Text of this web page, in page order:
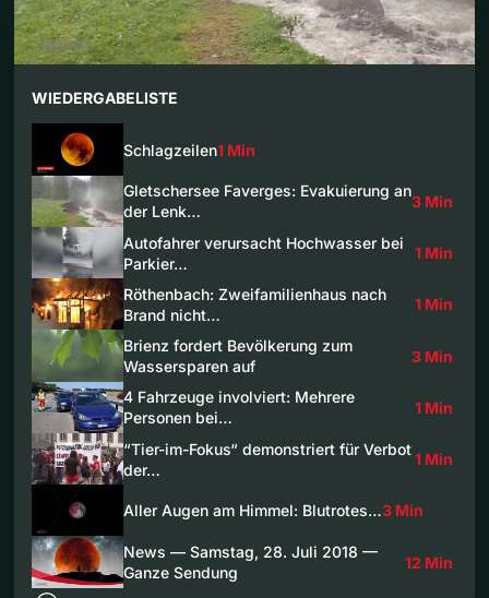
WIEDERGABELISTE
Schlagzeilen1 Min
Gletschersee Faverges: Evakuierung an
der Lenk…
3 Min
Autofahrer verursacht Hochwasser bei
Parkier…
1 Min
Röthenbach: Zweifamilienhaus nach
Brand nicht…
1 Min
Brienz fordert Bevölkerung zum
Wassersparen auf
3 Min
4 Fahrzeuge involviert: Mehrere
Personen bei…
1 Min
“Tier-im-Fokus“ demonstriert für Verbot
der…
1 Min
Aller Augen am Himmel: Blutrotes…3 Min
News — Samstag, 28. Juli 2018 —
Ganze Sendung
12 Min